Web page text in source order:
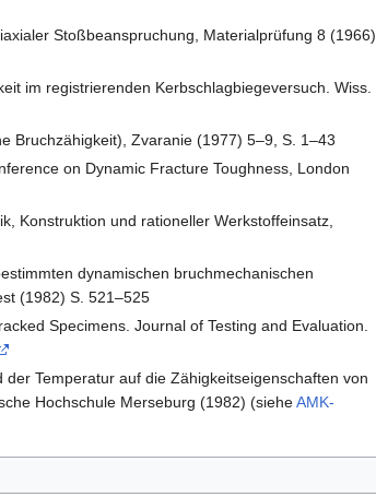
Stoßbeanspruchung, Materialprüfung 8 (1966)
im registrierenden Kerbschlagbiegeversuch. Wiss.
Bruchzähigkeit), Zvaranie (1977) 5–9, S. 1‒43
on Dynamic Fracture Toughness, London
Konstruktion und rationeller Werkstoffeinsatz,
dynamischen bruchmechanischen
(1982) S. 521–525
Specimens. Journal of Testing and Evaluation.
Temperatur auf die Zähigkeitseigenschaften von
Hochschule Merseburg (1982) (sieheAMK-